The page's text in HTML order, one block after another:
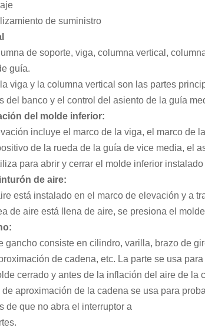
de suministro
de soporte, viga, columna vertical,
guía.
viga y la columna vertical son las partes
del banco y el control del asiento de la guía
del molde inferior:
incluye el marco de la viga, el marco de
de la rueda de la guía de vice media, el
para abrir y cerrar el molde inferior instalado
de aire:
está instalado en el marco de elevación y a
de aire está llena de aire, se presiona el
gancho consiste en cilindro, varilla, brazo de
de cadena, etc. La parte se usa
cerrado y antes de la inflación del aire de la
de aproximación de la cadena se usa para
de que no abra el interruptor a